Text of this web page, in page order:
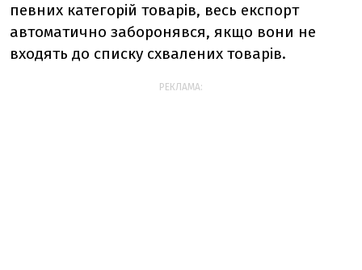
певних категорій товарів, весь експорт
автоматично заборонявся, якщо вони не
входять до списку схвалених товарів.
РЕКЛАМА: